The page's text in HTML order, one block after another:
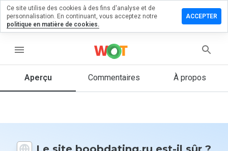
menu
Aperçu Commentaires À propos
un
1 et 5
vous à ce
Ce site utilise des cookies à des fins d'analyse et de
personnalisation. En continuant, vous acceptez notre
politique en matière de cookies.
ACCEPTER